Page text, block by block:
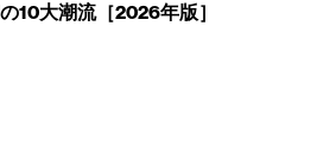
10大潮流［2026年版］